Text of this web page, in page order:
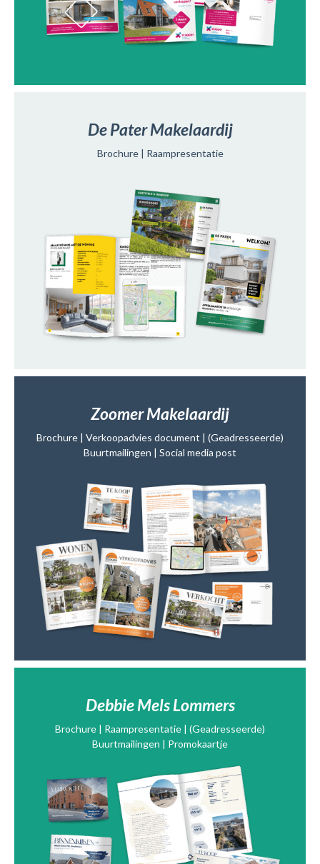
De Pater Makelaardij
Brochure | Raampresentatie
Zoomer Makelaardij
Brochure | Verkoopadvies document | (Geadresseerde)
Buurtmailingen | Social media post
Debbie Mels Lommers
Brochure | Raampresentatie | (Geadresseerde)
Buurtmailingen | Promokaartje